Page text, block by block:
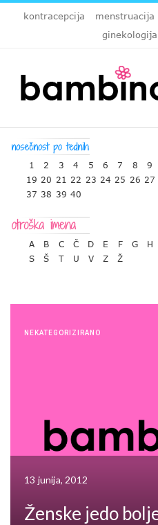
kontracepcija menstruacija
ginekologija
1 2 3 4 5 6 7 8 9
19 20 21 22 23 24 25 26 27
37 38 39 40
A B C Č D E F G H
S
Š T U V Z Ž
NEKATEGORIZIRANO
13 junija, 2012
Ženske jedo